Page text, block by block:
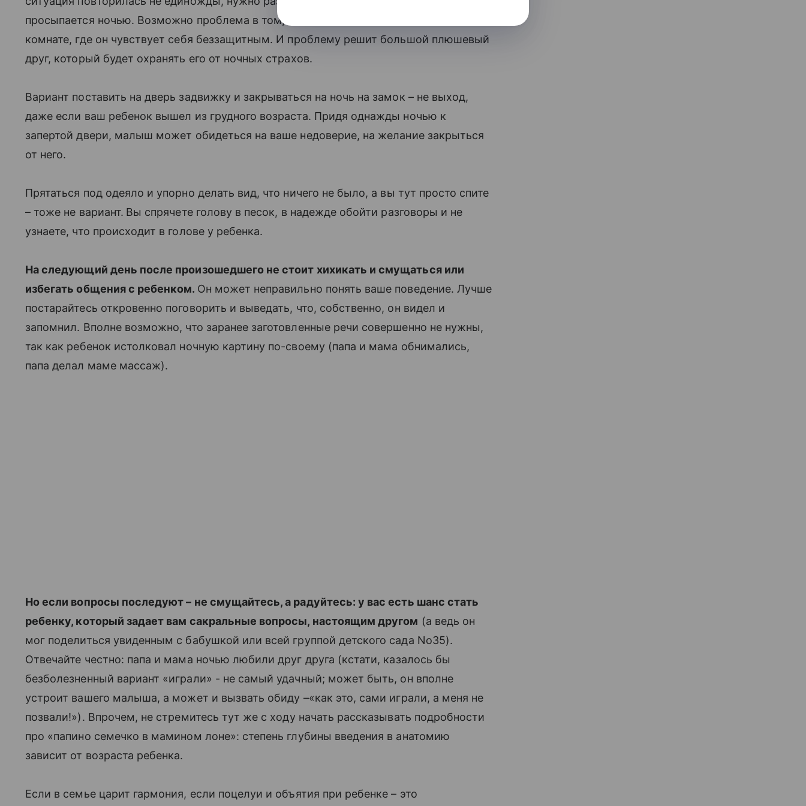
просыпается ночью. Возможно проблема в том, что он боится спать один в своей
комнате, где он чувствует себя беззащитным. И проблему решит большой плюшевый
друг, который будет охранять его от ночных страхов.
Вариант поставить на дверь задвижку и закрываться на ночь на замок – не выход,
даже если ваш ребенок вышел из грудного возраста. Придя однажды ночью к
запертой двери, малыш может обидеться на ваше недоверие, на желание закрыться
от него.
Прятаться под одеяло и упорно делать вид, что ничего не было, а вы тут просто спите
– тоже не вариант. Вы спрячете голову в песок, в надежде обойти разговоры и не
узнаете, что происходит в голове у ребенка.
На следующий день после произошедшего не стоит хихикать и смущаться или
избегать общения с ребенком. Он может неправильно понять ваше поведение. Лучше
постарайтесь откровенно поговорить и выведать, что, собственно, он видел и
запомнил. Вполне возможно, что заранее заготовленные речи совершенно не нужны,
так как ребенок истолковал ночную картину по-своему (папа и мама обнимались,
папа делал маме массаж).
Но если вопросы последуют – не смущайтесь, а радуйтесь: у вас есть шанс стать
ребенку, который задает вам сакральные вопросы, настоящим другом (а ведь он
мог поделиться увиденным с бабушкой или всей группой детского сада No35).
Отвечайте честно: папа и мама ночью любили друг друга (кстати, казалось бы
безболезненный вариант «играли» - не самый удачный; может быть, он вполне
устроит вашего малыша, а может и вызвать обиду –«как это, сами играли, а меня не
позвали!»). Впрочем, не стремитесь тут же с ходу начать рассказывать подробности
про «папино семечко в мамином лоне»: степень глубины введения в анатомию
зависит от возраста ребенка.
Если в семье царит гармония, если поцелуи и объятия при ребенке – это